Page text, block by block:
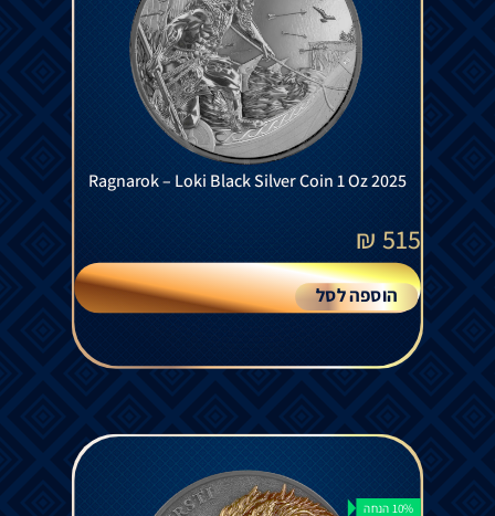
Ragnarok – Loki Black Silver Coin 1 Oz 2025
515
₪
הוספה לסל
10% הנחה